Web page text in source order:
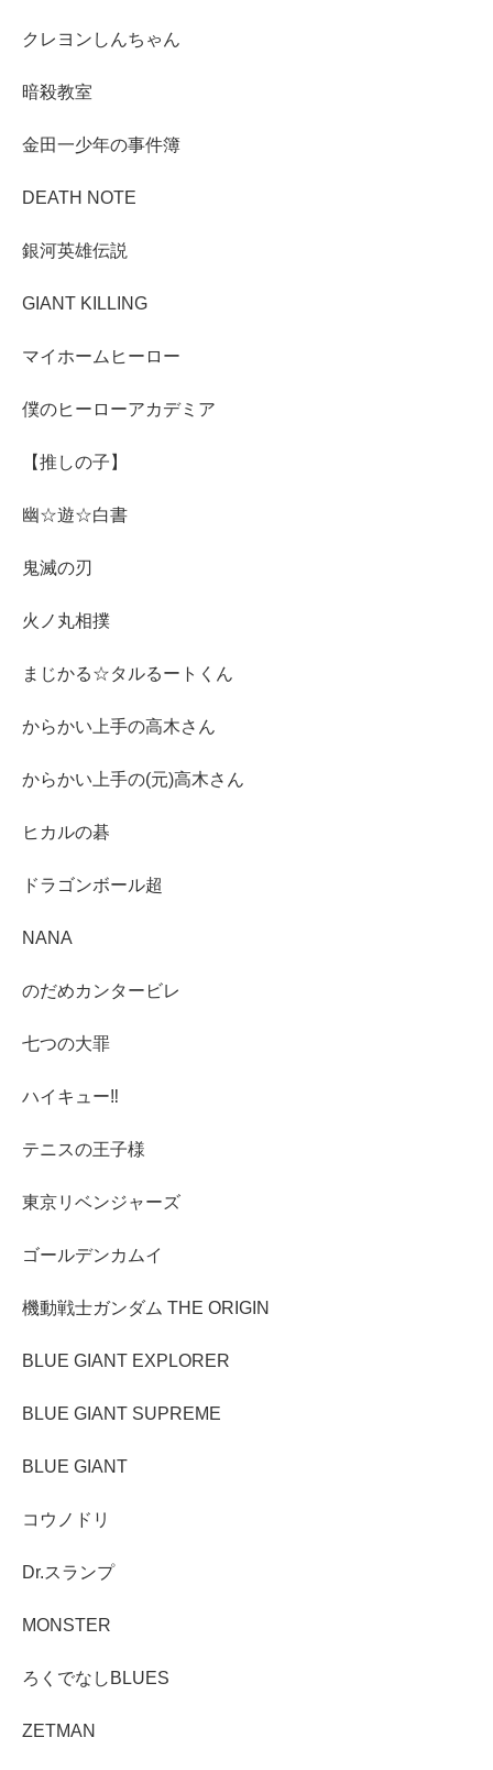
クレヨンしんちゃん
暗殺教室
金田一少年の事件簿
DEATH NOTE
銀河英雄伝説
GIANT KILLING
マイホームヒーロー
僕のヒーローアカデミア
【推しの子】
幽☆遊☆白書
鬼滅の刃
火ノ丸相撲
まじかる☆タルるートくん
からかい上手の高木さん
からかい上手の(元)高木さん
ヒカルの碁
ドラゴンボール超
NANA
のだめカンタービレ
七つの大罪
ハイキュー‼︎
テニスの王子様
東京リベンジャーズ
ゴールデンカムイ
機動戦士ガンダム THE ORIGIN
BLUE GIANT EXPLORER
BLUE GIANT SUPREME
BLUE GIANT
コウノドリ
Dr.スランプ
MONSTER
ろくでなしBLUES
ZETMAN